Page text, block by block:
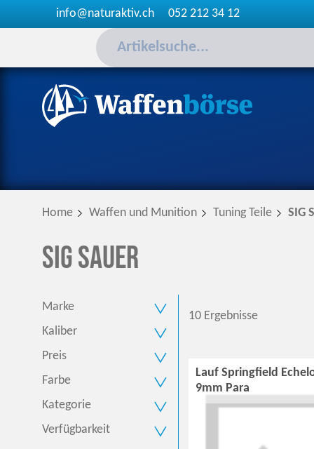
info@naturaktiv.ch 052 212 34 12
Home Waffen und Munition Tuning Teile SIG
SIG Sauer
Marke
Kaliber
Preis
Farbe
Kategorie
Verfügbarkeit
10 Ergebnisse
Lauf Springfield
9mm Para